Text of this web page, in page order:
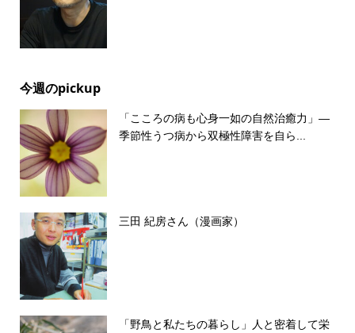
今週のpickup
「こころの病も心身一如の自然治癒力」―
季節性うつ病から双極性障害を自ら...
三田 紀房さん（漫画家）
「野鳥と私たちの暮らし」人と密着して栄